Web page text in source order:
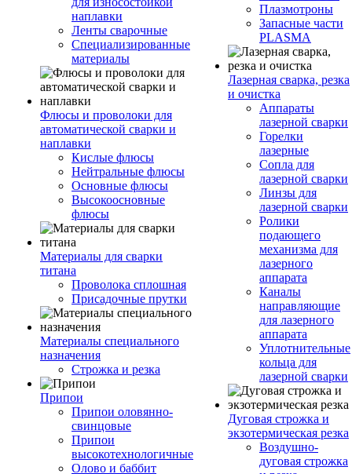
наплавки
Ленты сварочные
Специализированные
материалы
Флюсы и проволоки для
автоматической сварки и
наплавки
Кислые флюсы
Нейтральные флюсы
Основные флюсы
Высокоосновные
флюсы
Материалы для сварки
титана
Проволока сплошная
Присадочные прутки
Материалы специального
назначения
Строжка и резка
Припои
Припои оловянно-
свинцовые
Припои
высокотехнологичные
Олово и баббит
Плазмотроны
Запасные части
PLASMA
Лазерная сварка, резка
и очистка
Аппараты
лазерной сварки
Горелки
лазерные
Сопла для
лазерной сварки
Линзы для
лазерной сварки
Ролики
подающего
механизма для
лазерного
аппарата
Каналы
направляющие
для лазерного
аппарата
Уплотнительные
кольца для
лазерной сварки
Дуговая строжка и
экзотермическая резка
Воздушно-
дуговая строжка